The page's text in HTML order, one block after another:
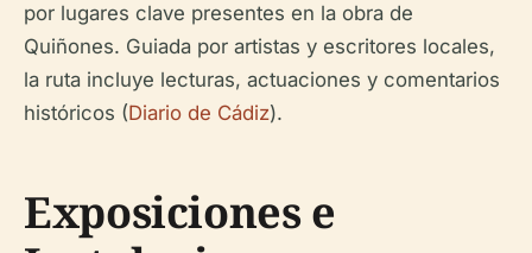
por lugares clave presentes en la obra de
Quiñones. Guiada por artistas y escritores locales,
la ruta incluye lecturas, actuaciones y comentarios
históricos (Diario de Cádiz).
Exposiciones e